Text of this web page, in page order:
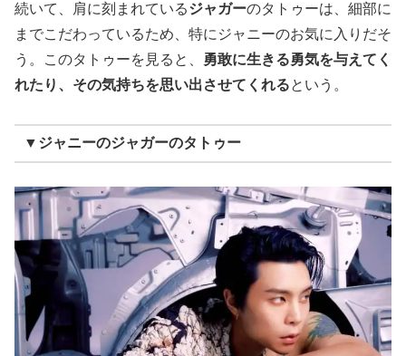
続いて、肩に刻まれているジャガーのタトゥーは、細部に
までこだわっているため、特にジャニーのお気に入りだそ
う。このタトゥーを見ると、
勇敢に生きる勇気を与えてく
れたり、その気持ちを思い出させてくれるという。
▼ジャニーのジャガーのタトゥー